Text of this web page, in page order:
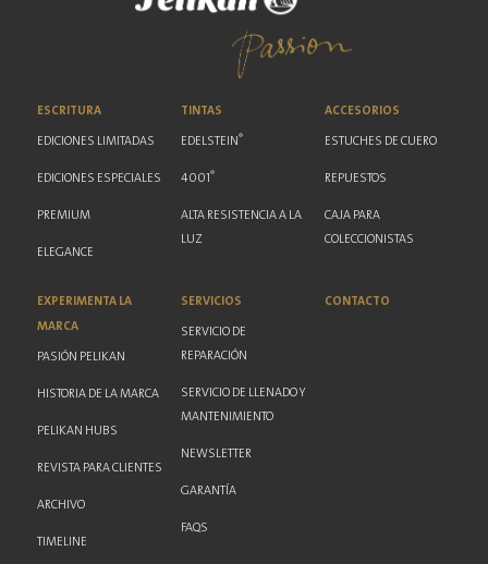
ESCRITURA
EDICIONES LIMITADAS
EDICIONES ESPECIALES
PREMIUM
ELEGANCE
TINTAS
EDELSTEIN®
4001®
ALTA RESISTENCIA A LA
LUZ
ACCESORIOS
ESTUCHES DE CUERO
REPUESTOS
CAJA PARA
COLECCIONISTAS
EXPERIMENTA LA
MARCA
PASIÓN PELIKAN
HISTORIA DE LA MARCA
PELIKAN HUBS
REVISTA PARA CLIENTES
ARCHIVO
TIMELINE
SERVICIOS
SERVICIO DE
REPARACIÓN
SERVICIO DE LLENADO Y
MANTENIMIENTO
NEWSLETTER
GARANTÍA
FAQS
CONTACTO